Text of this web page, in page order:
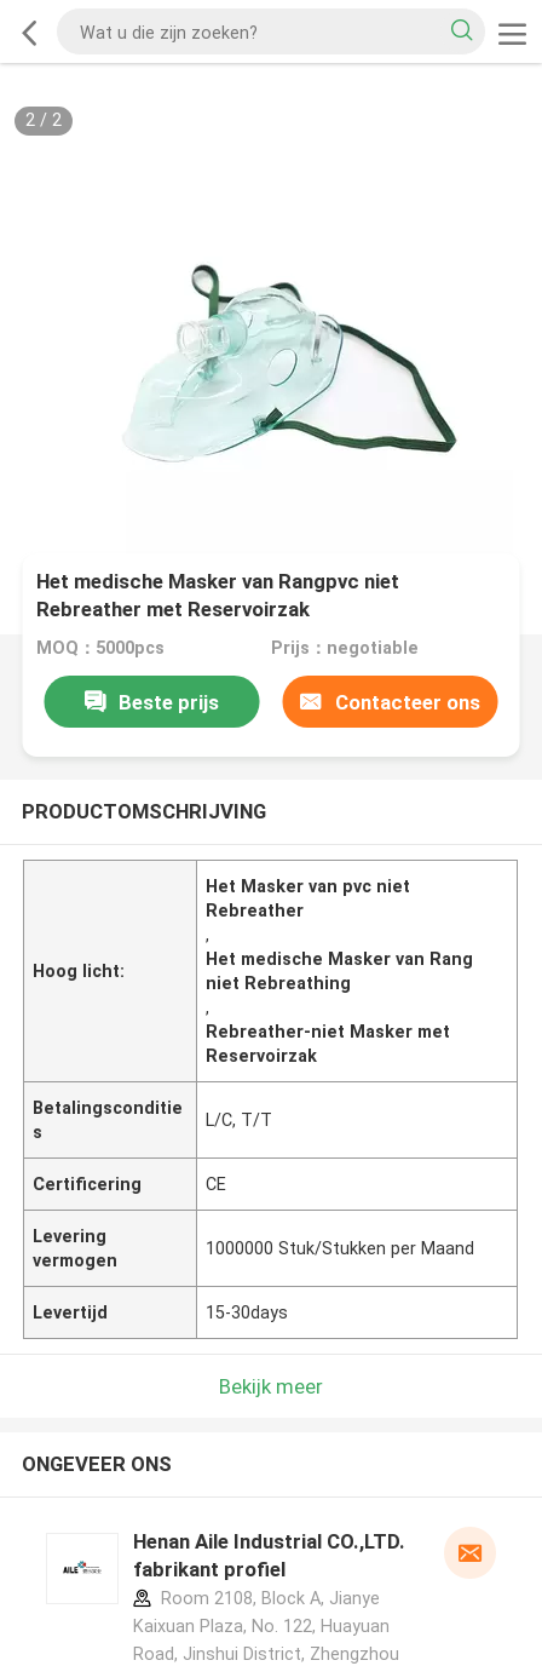
2/ 2
Het medische Masker van Rangpvc niet
Rebreather met Reservoirzak
MOQ：5000pcs Prijs：negotiable
Beste prijs Contacteer ons
PRODUCTOMSCHRIJVING
Hoog licht:
Het Masker van pvc niet
Rebreather
,
Het medische Masker van Rang
niet Rebreathing
,
Rebreather-niet Masker met
Reservoirzak
Betalingsconditie
s
L/C, T/T
Certificering CE
Levering
vermogen
1000000 Stuk/Stukken per Maand
Levertijd 15-30days
Bekijk meer
ONGEVEER ONS
Henan Aile Industrial CO.,LTD.
fabrikant profiel
Room 2108, Block A, Jianye
Kaixuan Plaza, No. 122, Huayuan
Road, Jinshui District, Zhengzhou